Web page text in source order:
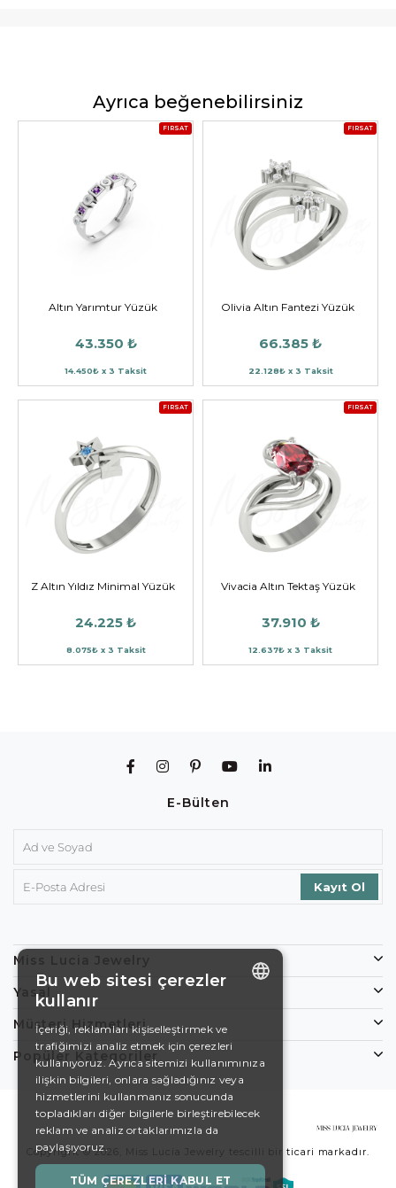
Ayrıca beğenebilirsiniz
FIRSAT
Altın Yarımtur Yüzük
43.350 ₺
14.450₺ x 3 Taksit
FIRSAT
Olivia Altın Fantezi Yüzük
66.385 ₺
22.128₺ x 3 Taksit
FIRSAT
Z Altın Yıldız Minimal Yüzük
24.225 ₺
8.075₺ x 3 Taksit
FIRSAT
Vivacia Altın Tektaş Yüzük
37.910 ₺
12.637₺ x 3 Taksit
E-Bülten
Miss Lucia Jewelry
Yasal
Müşteri Hizmetleri
Popüler Kategoriler
Copyright © 2026, Miss Lucia Jewelry tescilli bir ticari markadır.
DE
EN
SWEDISH
TURKISH
Bu web sitesi çerezler
kullanır
İçeriği, reklamları kişiselleştirmek ve
trafiğimizi analiz etmek için çerezleri
kullanıyoruz. Ayrıca sitemizi kullanımınıza
ilişkin bilgileri, onlara sağladığınız veya
hizmetlerini kullanmanız sonucunda
topladıkları diğer bilgilerle birleştirebilecek
reklam ve analiz ortaklarımızla da
paylaşıyoruz.
TÜM ÇEREZLERI KABUL ET